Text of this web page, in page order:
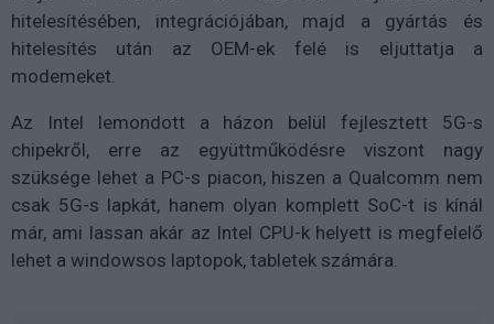
hitelesítésében, integrációjában, majd a gyártás és
hitelesítés után az OEM-ek felé is eljuttatja a
modemeket.
Az Intel lemondott a házon belül fejlesztett 5G-s
chipekről, erre az együttműködésre viszont nagy
szüksége lehet a PC-s piacon, hiszen a Qualcomm nem
csak 5G-s lapkát, hanem olyan komplett SoC-t is kínál
már, ami lassan akár az Intel CPU-k helyett is megfelelő
lehet a windowsos laptopok, tabletek számára.